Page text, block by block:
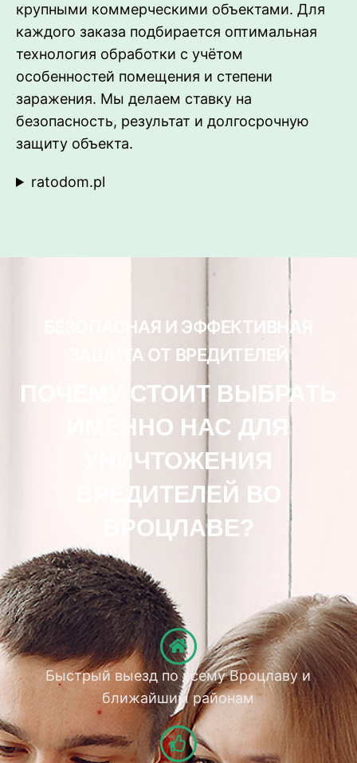
крупными коммерческими объектами. Для
каждого заказа подбирается оптимальная
технология обработки с учётом
особенностей помещения и степени
заражения. Мы делаем ставку на
безопасность, результат и долгосрочную
защиту объекта.
ratodom.pl
БЕЗОПАСНАЯ И ЭФФЕКТИВНАЯ
ЗАЩИТА ОТ ВРЕДИТЕЛЕЙ
ПОЧЕМУ СТОИТ ВЫБРАТЬ
ИМЕННО НАС ДЛЯ
УНИЧТОЖЕНИЯ
ВРЕДИТЕЛЕЙ ВО
ВРОЦЛАВЕ?
Быстрый выезд по всему Вроцлаву и
ближайшим районам